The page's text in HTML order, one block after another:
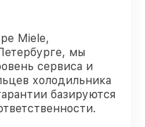
Miele,
мы
сервиса и
холодильника
базируются